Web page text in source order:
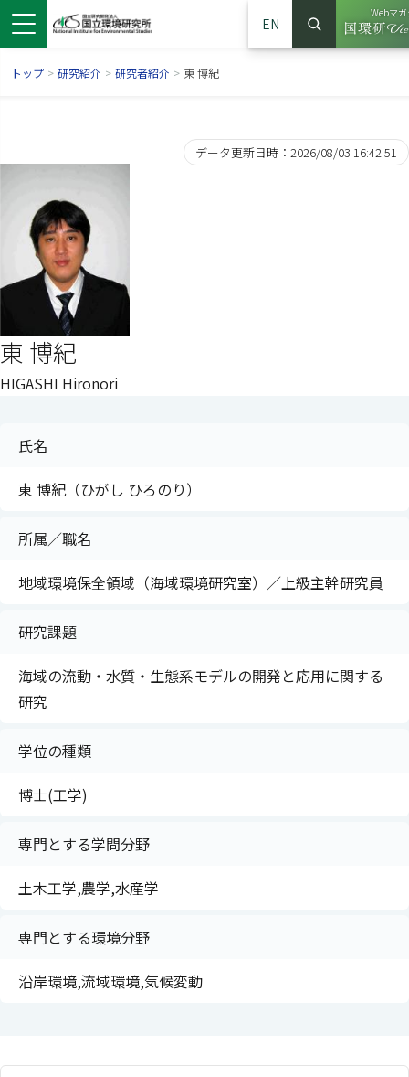
ウで開きます）
ンドウで開きます）
ウインドウで開きます）
EN
サイト内検
検索
Webマ
（別
トップ > 研究紹介 > 研究者紹介 > 東 博紀
データ更新日時：2026/08/03 16:42:51
東 博紀
HIGASHI Hironori
氏名
東 博紀（ひがし ひろのり）
所属／職名
地域環境保全領域（海域環境研究室）／上級主幹研究員
研究課題
海域の流動・水質・生態系モデルの開発と応用に関する
研究
学位の種類
博士(工学)
専門とする学問分野
土木工学,農学,水産学
専門とする環境分野
沿岸環境,流域環境,気候変動